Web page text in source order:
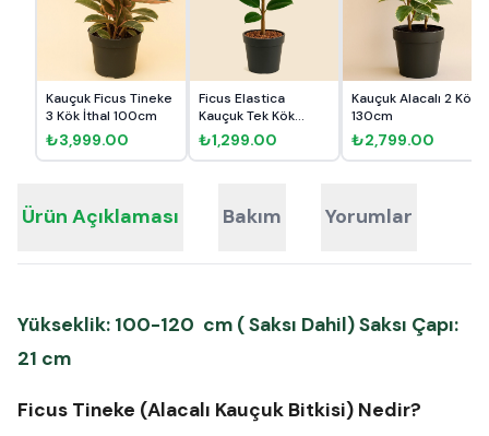
Kauçuk Ficus Tineke
3 Kök İthal 100cm
₺3,999.00
Ficus Elastica
Kauçuk Tek Kök
80cm
₺1,299.00
Kauçuk Alacalı 2 Kök
130cm
₺2,799.00
Ürün Açıklaması Bakım Yorumlar
Yükseklik: 100-120 cm ( Saksı Dahil) Saksı Çapı:
21 cm
Ficus Tineke (Alacalı Kauçuk Bitkisi) Nedir?